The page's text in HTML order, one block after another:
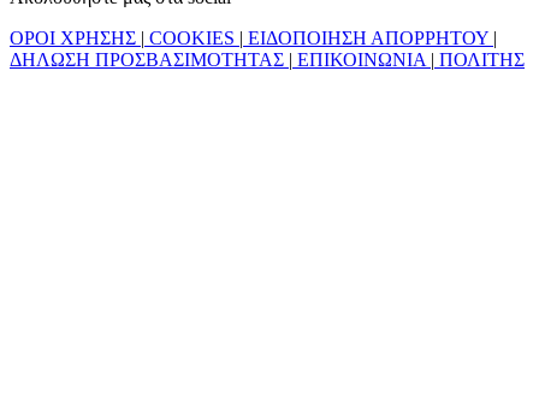
ΟΡΟΙ ΧΡΗΣΗΣ | COOKIES | ΕΙΔΟΠΟΙΗΣΗ ΑΠΟΡΡΗΤΟΥ |
ΔΗΛΩΣΗ ΠΡΟΣΒΑΣΙΜΟΤΗΤΑΣ | ΕΠΙΚΟΙΝΩΝΙΑ | ΠΟΛΙΤΗΣ